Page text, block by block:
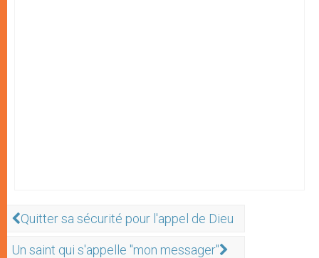
Quitter sa sécurité pour l'appel de Dieu
Un saint qui s'appelle "mon messager"